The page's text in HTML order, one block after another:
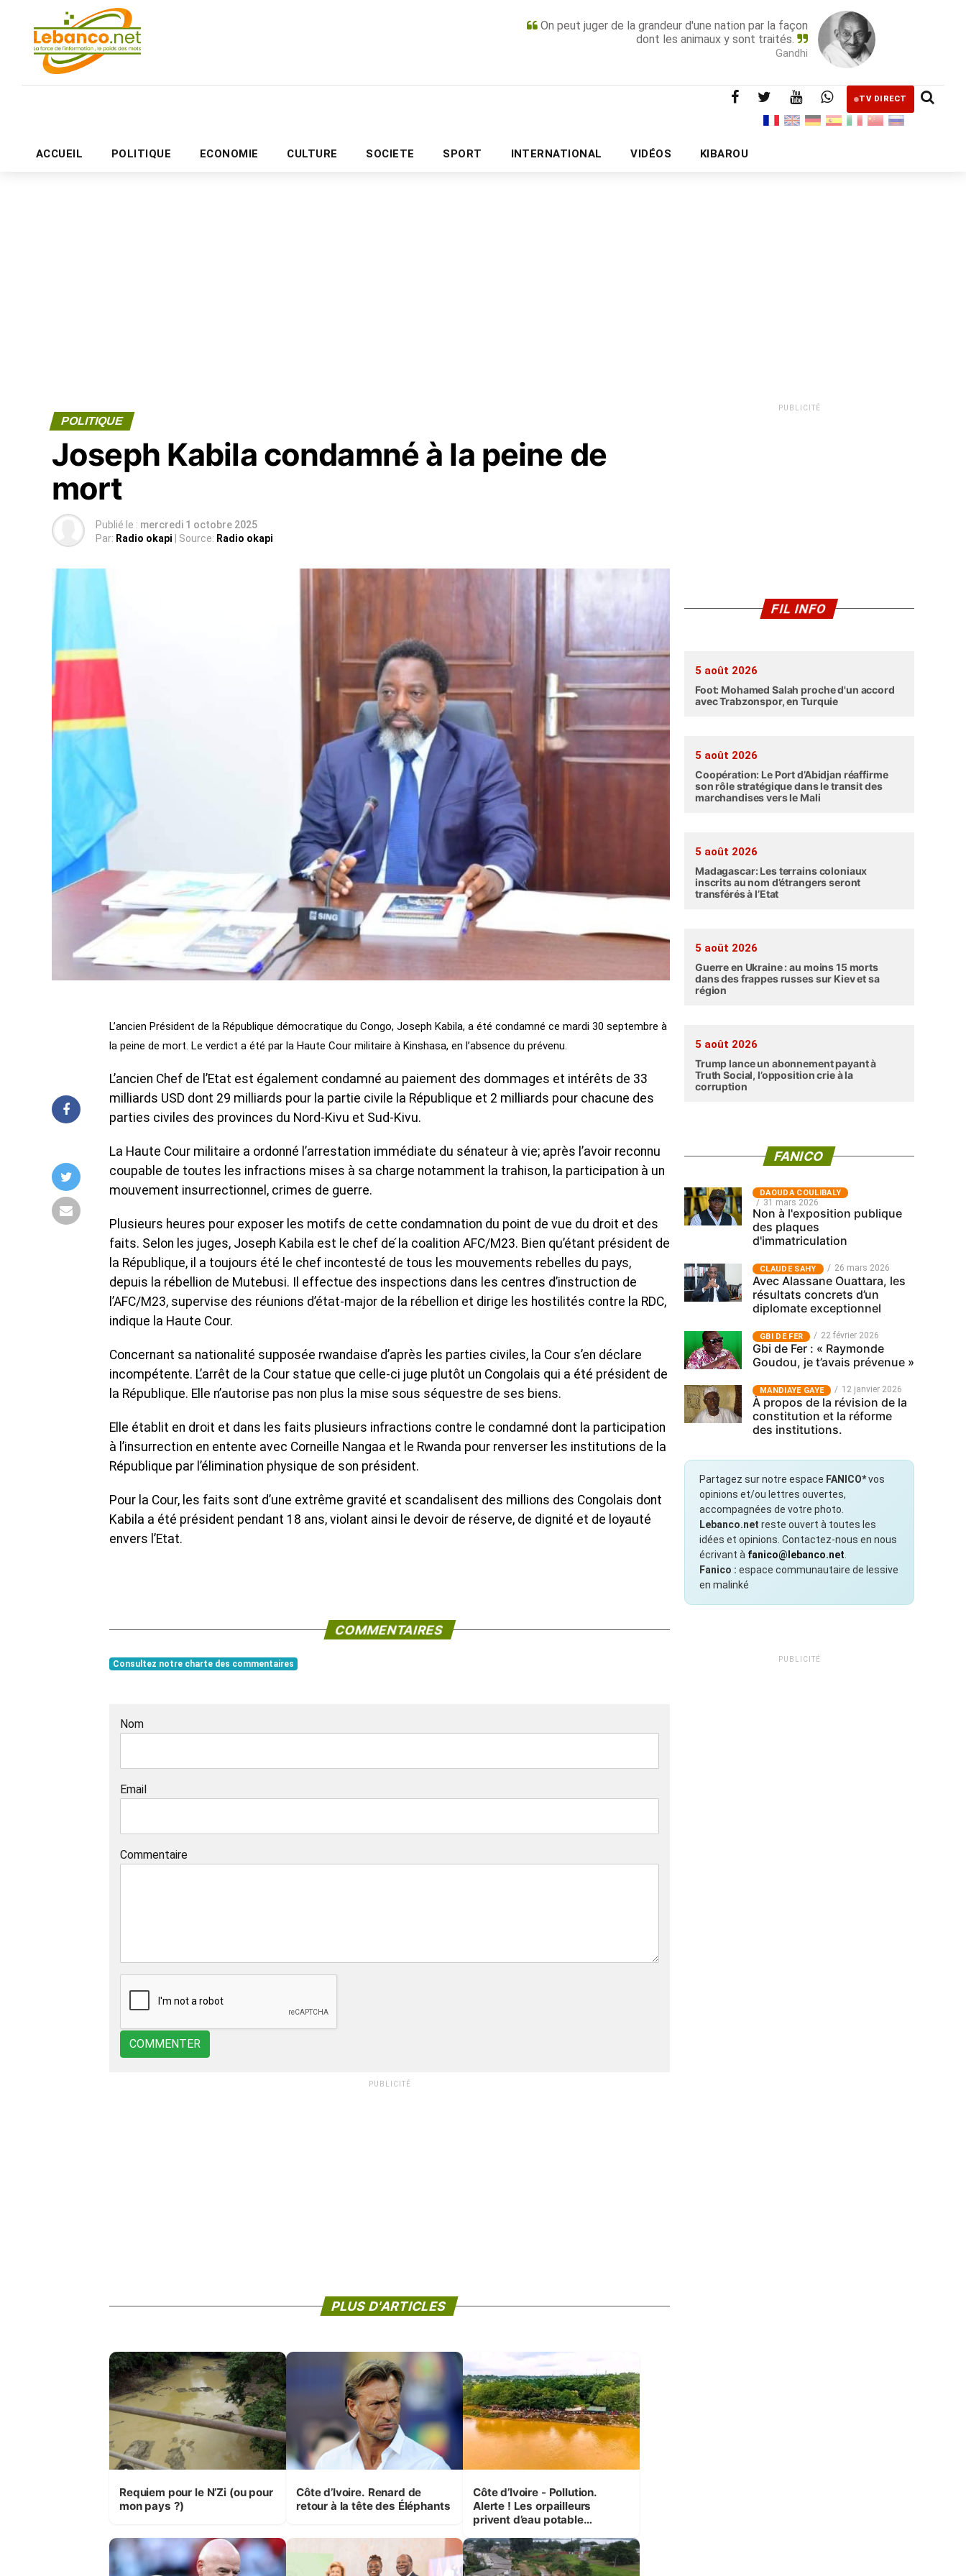
On peut juger de la grandeur d'une nation par la façon
dont les animaux y sont traités.
Gandhi
TV DIRECT
ACCUEIL POLITIQUE ECONOMIE CULTURE SOCIETE SPORT INTERNATIONAL VIDÉOS KIBAROU
PUBLICITÉ
POLITIQUE
Joseph Kabila condamné à la peine de
mort
Publié le : mercredi 1 octobre 2025
Par: Radio okapi | Source: Radio okapi
L’ancien Président de la République démocratique du Congo, Joseph Kabila, a été condamné ce mardi 30 septembre à
la peine de mort. Le verdict a été par la Haute Cour militaire à Kinshasa, en l’absence du prévenu.
L’ancien Chef de l’Etat est également condamné au paiement des dommages et intérêts de 33
milliards USD dont 29 milliards pour la partie civile la République et 2 milliards pour chacune des
parties civiles des provinces du Nord-Kivu et Sud-Kivu.
La Haute Cour militaire a ordonné l’arrestation immédiate du sénateur à vie; après l’avoir reconnu
coupable de toutes les infractions mises à sa charge notamment la trahison, la participation à un
mouvement insurrectionnel, crimes de guerre.
Plusieurs heures pour exposer les motifs de cette condamnation du point de vue du droit et des
faits. Selon les juges, Joseph Kabila est le chef de ́la coalition AFC/M23. Bien qu’étant président de
la République, il a toujours été le chef incontesté de tous les mouvements rebelles du pays,
depuis la rébellion de Mutebusi. Il effectue des inspections dans les centres d’instruction de
l’AFC/M23, supervise des réunions d’état-major de la rébellion et dirige les hostilités contre la RDC,
indique la Haute Cour.
Concernant sa nationalité supposée rwandaise d’après les parties civiles, la Cour s’en déclare
incompétente. L’arrêt de la Cour statue que celle-ci juge plutôt un Congolais qui a été président de
la République. Elle n’autorise pas non plus la mise sous séquestre de ses biens.
Elle établit en droit et dans les faits plusieurs infractions contre le condamné dont la participation
à l’insurrection en entente avec Corneille Nangaa et le Rwanda pour renverser les institutions de la
République par l’élimination physique de son président.
Pour la Cour, les faits sont d’une extrême gravité et scandalisent des millions des Congolais dont
Kabila a été président pendant 18 ans, violant ainsi le devoir de réserve, de dignité et de loyauté
envers l’Etat.
COMMENTAIRES
Consultez notre charte des commentaires
Nom
Email
Commentaire
COMMENTER
PUBLICITÉ
PLUS D'ARTICLES
Requiem pour le N’Zi (ou pour
mon pays ?)
Côte d’Ivoire. Renard de
retour à la tête des Éléphants
Côte d’Ivoire - Pollution.
Alerte ! Les orpailleurs
privent d’eau potable
autour d’Agboville
PUBLICITÉ
FIL INFO
5 août 2026
Foot: Mohamed Salah proche d'un accord
avec Trabzonspor, en Turquie
5 août 2026
Coopération: Le Port d’Abidjan réaffirme
son rôle stratégique dans le transit des
marchandises vers le Mali
5 août 2026
Madagascar: Les terrains coloniaux
inscrits au nom d’étrangers seront
transférés à l’Etat
5 août 2026
Guerre en Ukraine : au moins 15 morts
dans des frappes russes sur Kiev et sa
région
5 août 2026
Trump lance un abonnement payant à
Truth Social, l’opposition crie à la
corruption
FANICO
‎DAOUDA COULIBALY
31 mars 2026
Non à l'exposition publique
des plaques
d'immatriculation
CLAUDE SAHY 26 mars 2026
Avec Alassane Ouattara, les
résultats concrets d’un
diplomate exceptionnel
GBI DE FER 22 février 2026
Gbi de Fer : « Raymonde
Goudou, je t’avais prévenue »
MANDIAYE GAYE 12 janvier 2026
À propos de la révision de la
constitution et la réforme
des institutions.
Partagez sur notre espace FANICO*vos
opinions et/ou lettres ouvertes,
accompagnées de votre photo.
Lebanco.net reste ouvert à toutes les
idées et opinions. Contactez-nous en nous
écrivant à fanico@lebanco.net
Fanico : espace communautaire de lessive
en malinké
PUBLICITÉ